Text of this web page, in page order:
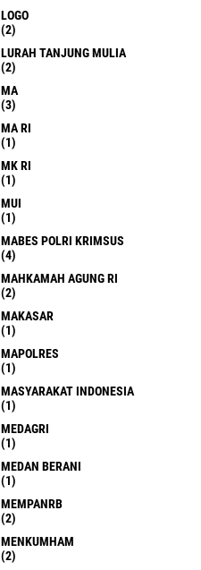
LOGO
(2)
LURAH TANJUNG MULIA
(2)
MA
(3)
MA RI
(1)
MK RI
(1)
MUI
(1)
MABES POLRI KRIMSUS
(4)
MAHKAMAH AGUNG RI
(2)
MAKASAR
(1)
MAPOLRES
(1)
MASYARAKAT INDONESIA
(1)
MEDAGRI
(1)
MEDAN BERANI
(1)
MEMPANRB
(2)
MENKUMHAM
(2)